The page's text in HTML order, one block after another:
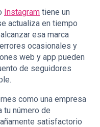
Instagram tiene un
actualiza en tiempo
esa marca
ocasionales y
web y app pueden
de seguidores
como una empresa
tu número de
satisfactorio